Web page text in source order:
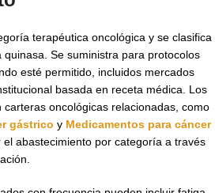
terapéutica oncológica y se clasifica
Se suministra para protocolos
esté permitido, incluidos mercados
basada en receta médica. Los
oncológicas relacionadas, como
gástrico y Medicamentos para cáncer
el abastecimiento por categoría a través